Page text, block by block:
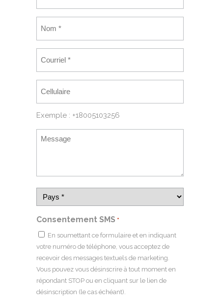
Exemple : +18005103256
Consentement SMS *
En soumettant ce formulaire et en indiquant
votre numéro de téléphone, vous acceptez de
recevoir des messages textuels de marketing.
Vous pouvez vous désinscrire à tout moment en
répondant STOP ou en cliquant sur le lien de
désinscription (le cas échéant).